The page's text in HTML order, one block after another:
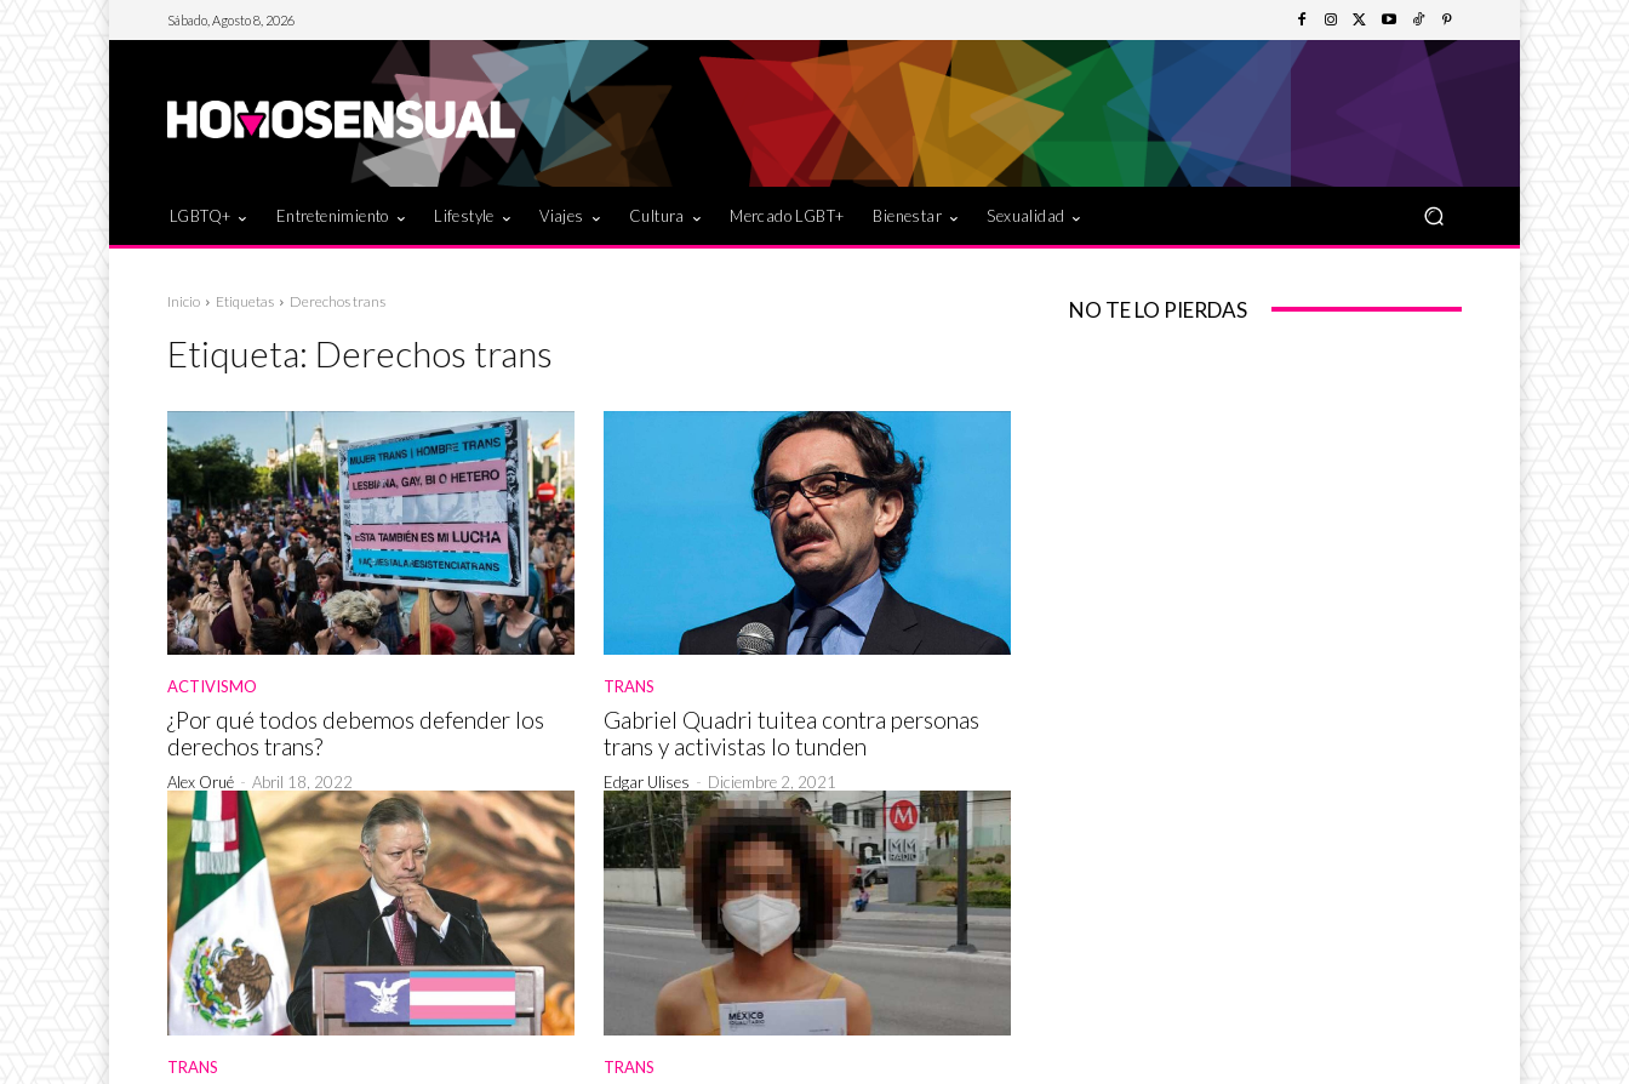
Sábado, Agosto 8, 2026
LGBTQ+ Entretenimiento Lifestyle Viajes Cultura Mercado LGBT+ Bienestar Sexualidad
Inicio Etiquetas Derechos trans
Etiqueta: Derechos trans
ACTIVISMO
¿Por qué todos debemos defender los
derechos trans?
Alex Orué - Abril 18, 2022
TRANS
Gabriel Quadri tuitea contra personas
trans y activistas lo tunden
Edgar Ulises - Diciembre 2, 2021
TRANS TRANS
NO TE LO PIERDAS